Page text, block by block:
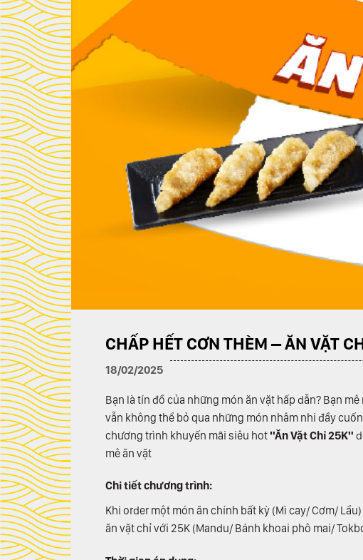
CHẤP HẾT CƠN THÈM – ĂN VẶT
18/02/2025
Bạn là tín đồ của những món ăn vặt hấp dẫn? Bạn
vẫn không thể bỏ qua những món nhâm nhi đầy
chương trình khuyến mãi siêu hot"Ăn Vặt Chỉ 25K"
mê ăn vặt
Chi tiết chương trình:
Khi order một món ăn chính bất kỳ (Mì cay/ Cơm/
ăn vặt chỉ với 25K (Mandu/ Bánh khoai phô mai/